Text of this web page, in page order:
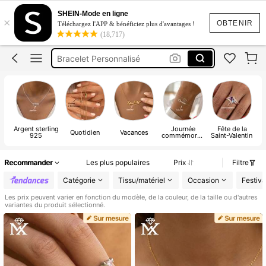
OBTENIR
×
SHEIN-Mode en ligne
Téléchargez l'APP & bénéficiez plus d'avantages !
(18,717)
Bijoux Argent 925 Certifié
Collier Personnalisé
Bracelet Personnalisé
Collier Prénom Argent 925
Bijoux Argent 925 Certifié
Argent sterling
925 Quotidien Vacances Journée
commémorati
Fête de la
Saint-Valentin
Recommander Les plus populaires Prix
Filtre
Catégorie
Tissu/matériel Occasion
Les prix peuvent varier en fonction du modèle, de la couleur, de la taille ou d'autres
variantes du produit sélectionné.